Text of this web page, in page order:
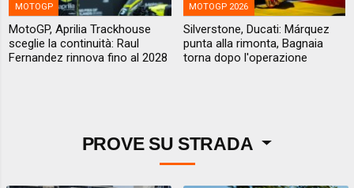
MOTOGP
MotoGP, Aprilia Trackhouse
sceglie la continuità: Raul
Fernandez rinnova fino al 2028
MOTOGP 2026
Silverstone, Ducati: Márquez
punta alla rimonta, Bagnaia
torna dopo l'operazione
PROVE SU STRADA